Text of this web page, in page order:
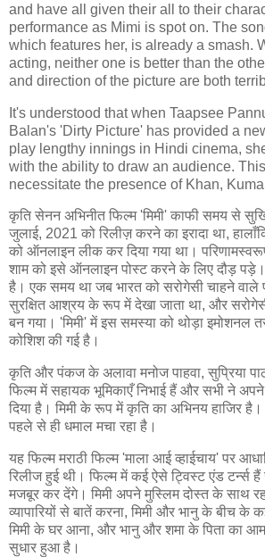
and have all given their all to their
performance as Mimi is spot on. The
which features her, is already a smash.
acting, neither one is better than the
and direction of the picture are both
It's understood that when Taapsee
Balan's 'Dirty Picture' has provided a
play lengthy innings in Hindi cinema,
with the ability to draw an audience.
necessitate the presence of Khan,
कृति सेनन अभिनीत फिल्म 'मिमी' काफी समय से
जुलाई, 2021 को रिलीज़ करने का इरादा था,
को ऑनलाइन लीक कर दिया गया था।
शाम को इसे ऑनलाइन पोस्ट करने के लिए दौड़ पड़े।
है। एक समय था जब भारत को सरोगेसी चाहने वाले
सुरक्षित आश्रय के रूप में देखा जाता था, और
बन गया। 'मिमी' में इस समस्या को थोड़ा इमोशनल
कोशिश की गई है।
कृति और पंकज के अलावा मनोज पाहवा, सुप्रिया
फिल्म में सहायक भूमिकाएँ निभाई हैं और सभी ने
दिया है। मिमी के रूप में कृति का अभिनय हाजिर है।
पहले से ही धमाल मचा रहा है।
यह फिल्म मराठी फिल्म 'माला आई व्हाईचाय' पर
रिलीज हुई थी। फिल्म में कई ऐसे ट्विस्ट एंड टर्न्स
मजबूर कर देंगे। मिमी अपने मुस्लिम दोस्त के साथ
व्यापारियों से बातें करना, मिमी और भानु के बीच के
मिमी के घर आना, और भानु और शमा के पिता का
सुधार हुआ है।